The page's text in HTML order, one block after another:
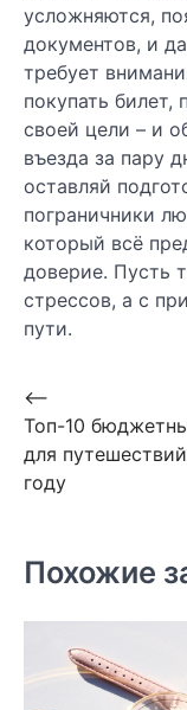
усложняются,
документов, и
требует
покупать билет,
своей цели – и
въезда за пару
оставляй
пограничники
который всё
доверие. Пусть
стрессов, а с
пути.
Навигация
по
записям
⟵
Топ-10
для
году
Похожие